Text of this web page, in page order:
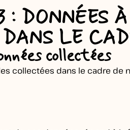
DONNÉES
LE
collectées
collectées dans le cadre de